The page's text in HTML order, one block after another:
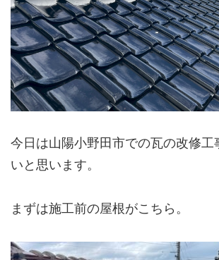
今日は山陽小野田市での瓦の改修工
いと思います。
まずは施工前の屋根がこちら。